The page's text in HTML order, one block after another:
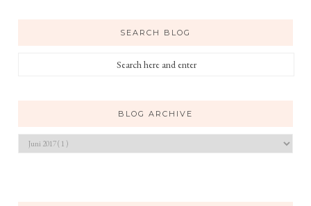
SEARCH BLOG
BLOG ARCHIVE